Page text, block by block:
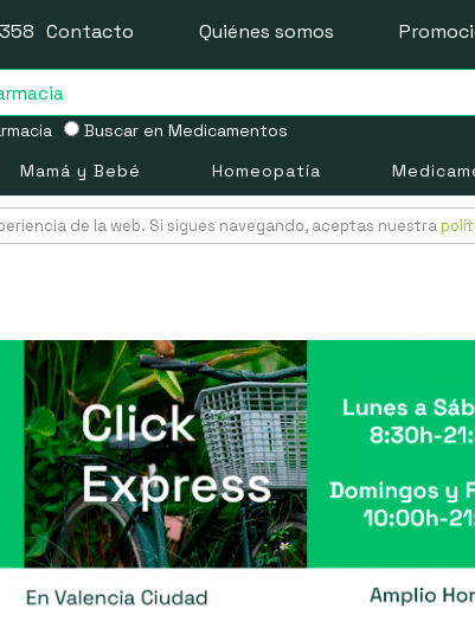
Buscar en Medicamentos
Contacto Quiénes somos
Mamá y Bebé Homeopatía
de la web. Si sigues navegando, aceptas nuestra